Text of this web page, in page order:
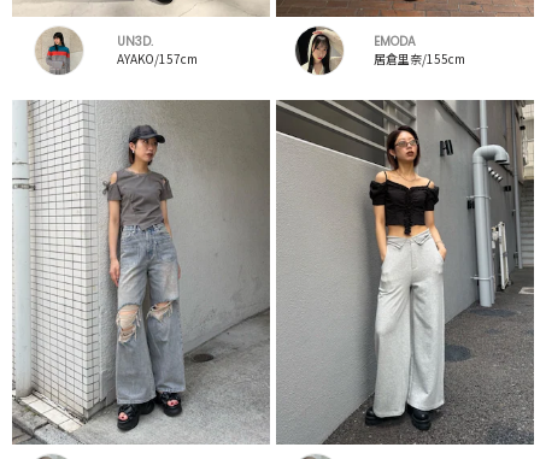
UN3D.
AYAKO/157cm
EMODA
居倉里奈/155cm